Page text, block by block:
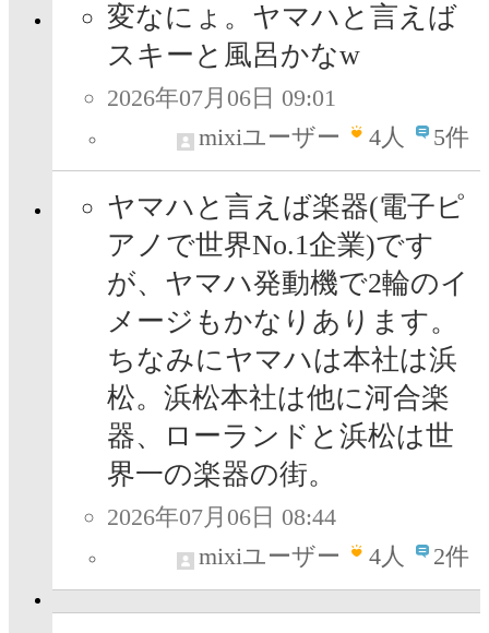
変なにょ。ヤマハと言えば
スキーと風呂かなw
2026年07月06日 09:01
mixiユーザー
4人 5件
ヤマハと言えば楽器(電子ピ
アノで世界No.1企業)です
が、ヤマハ発動機で2輪のイ
メージもかなりあります。
ちなみにヤマハは本社は浜
松。浜松本社は他に河合楽
器、ローランドと浜松は世
界一の楽器の街。
2026年07月06日 08:44
mixiユーザー
4人 2件